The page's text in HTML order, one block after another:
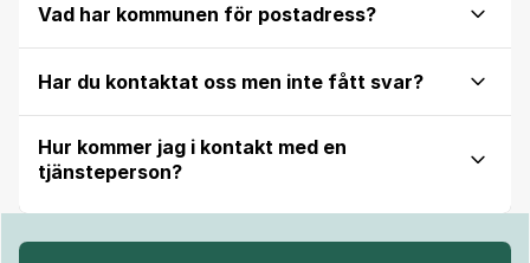
Vad har kommunen för postadress?
Har du kontaktat oss men inte fått svar?
Hur kommer jag i kontakt med en
tjänsteperson?